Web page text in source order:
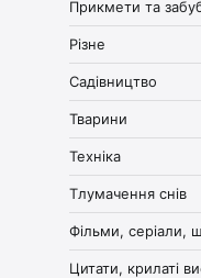
Прикмети та
Різне
Садівництво
Тварини
Техніка
Тлумачення снів
Фільми, серіали,
Цитати, крилаті